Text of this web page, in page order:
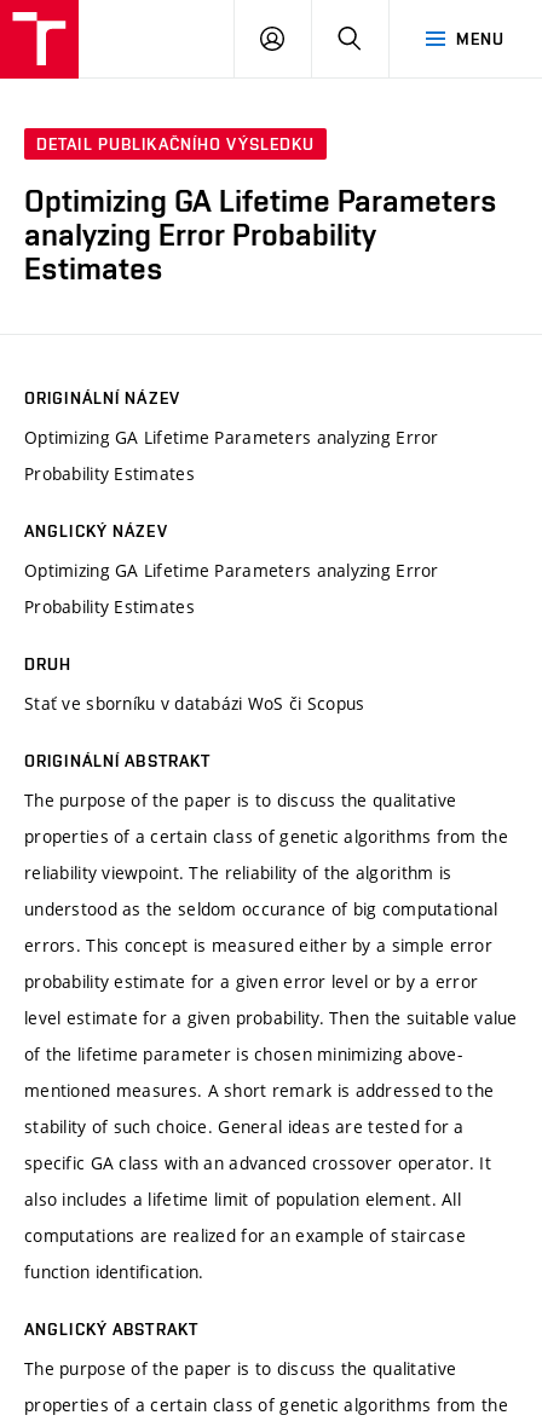
MENU
PŘIHLÁSIT
DETAIL PUBLIKAČNÍHO VÝSLEDKU
Optimizing GA Lifetime Parameters
analyzing Error Probability
Estimates
ORIGINÁLNÍ NÁZEV
Optimizing GA Lifetime Parameters analyzing Error
Probability Estimates
ANGLICKÝ NÁZEV
Optimizing GA Lifetime Parameters analyzing Error
Probability Estimates
DRUH
Stať ve sborníku v databázi WoS či Scopus
ORIGINÁLNÍ ABSTRAKT
The purpose of the paper is to discuss the qualitative
properties of a certain class of genetic algorithms from the
reliability viewpoint. The reliability of the algorithm is
understood as the seldom occurance of big computational
errors. This concept is measured either by a simple error
probability estimate for a given error level or by a error
level estimate for a given probability. Then the suitable value
of the lifetime parameter is chosen minimizing above-
mentioned measures. A short remark is addressed to the
stability of such choice. General ideas are tested for a
specific GA class with an advanced crossover operator. It
also includes a lifetime limit of population element. All
computations are realized for an example of staircase
function identification.
ANGLICKÝ ABSTRAKT
The purpose of the paper is to discuss the qualitative
properties of a certain class of genetic algorithms from the